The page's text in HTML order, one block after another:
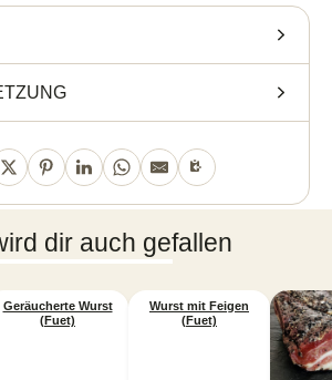
dir auch gefallen
Geräucherte Wurst
(Fuet)
Wurst mit Feigen
(Fuet)